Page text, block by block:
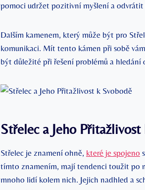
pomoci udržet pozitivní myšlení a
Dalším kamenem, který může být pro
komunikaci. Mít tento kámen při sobě
být důležité při řešení problémů a hledání
Střelec a Jeho
Střelec je znamení ohně, které je spojeno
tímto znamením, mají tendenci toužit po
mnoho lidí kolem nich. Jejich nadhled a